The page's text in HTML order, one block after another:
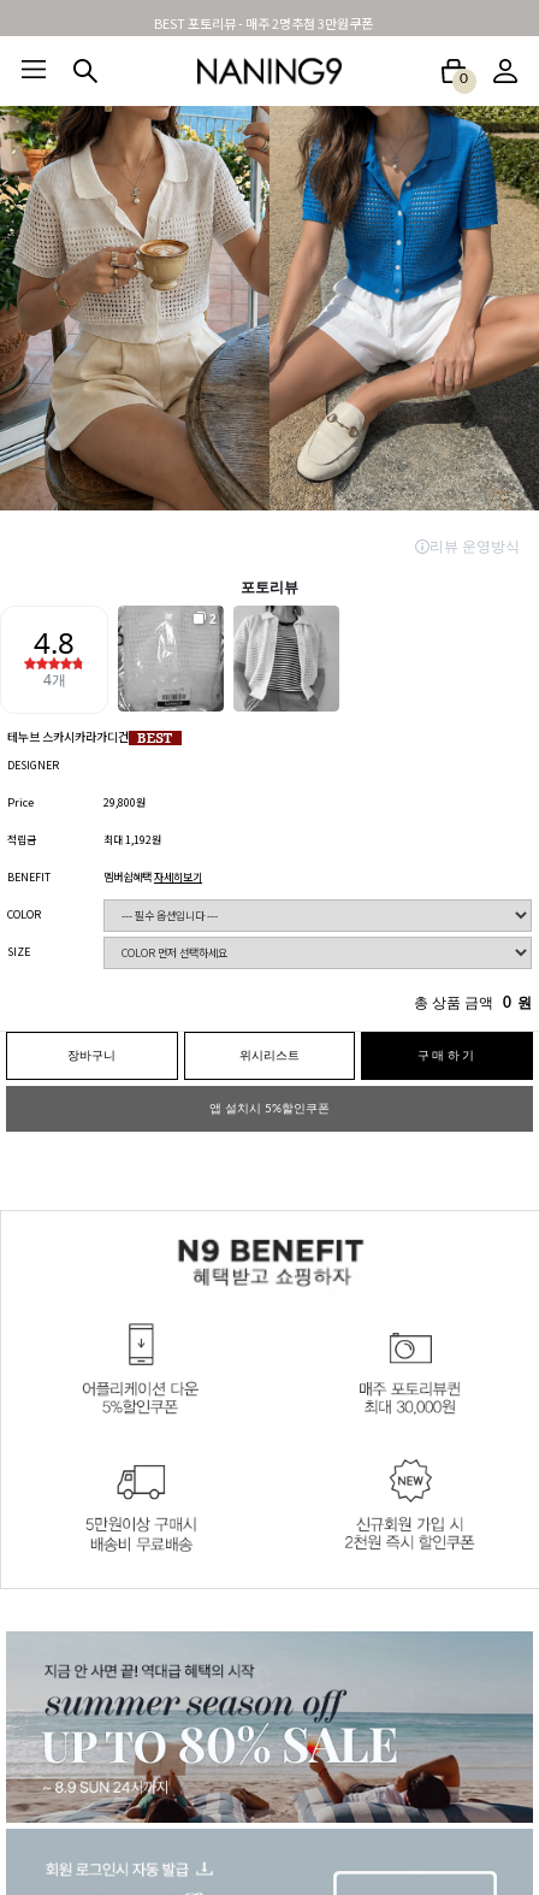
BEST 포토리뷰 - 매주 2명추첨 3만원쿠폰
0
BEST100🤍 NEW5% 베스트재진행 썸머여행룩 아울렛 하객&모임룩
테누브 스카시카라가디건
DESIGNER
Price 29,800원
적립금 최대 1,192원
BENEFIT 멤버쉽혜택자세히보기
COLOR
SIZE
총 상품 금액 0 원
장바구니 위시리스트 구매하기
앱 설치시 5%할인쿠폰